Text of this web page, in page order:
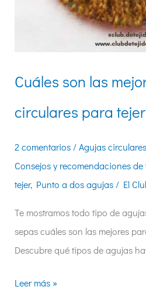
Cuáles son las
circulares para
2 comentarios /Agujas circulares
Consejos y recomendaciones de
tejer, Punto a dos agujas/ El
Te mostramos todo tipo de
sepas cuáles son las mejores
Descubre qué tipos de agujas
Leer más »